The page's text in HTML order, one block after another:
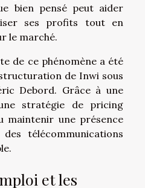
bien pensé peut aider
ses profits tout en
le marché.
de ce phénomène a été
de Inwi sous
Debord. Grâce à une
stratégie de pricing
maintenir une présence
télécommunications
et les